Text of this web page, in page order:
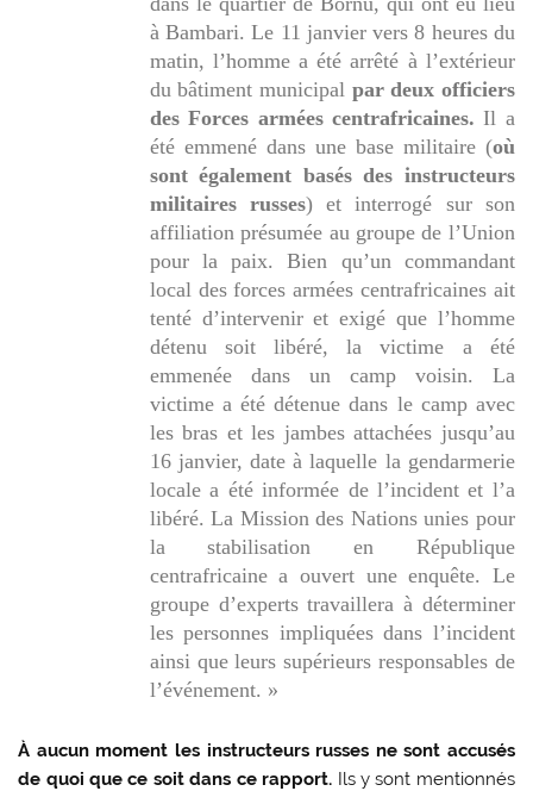
à Bambari. Le 11 janvier vers 8 heures du
matin, l’homme a été arrêté à l’extérieur
du bâtiment municipal par deux officiers
des Forces armées centrafricaines. Il a
été emmené dans une base militaire (où
sont également basés des instructeurs
militaires russes) et interrogé sur son
affiliation présumée au groupe de l’Union
pour la paix. Bien qu’un commandant
local des forces armées centrafricaines ait
tenté d’intervenir et exigé que l’homme
détenu soit libéré, la victime a été
emmenée dans un camp voisin. La
victime a été détenue dans le camp avec
les bras et les jambes attachées jusqu’au
16 janvier, date à laquelle la gendarmerie
locale a été informée de l’incident et l’a
libéré. La Mission des Nations unies pour
la stabilisation en République
centrafricaine a ouvert une enquête. Le
grouped’experts travaillera à déterminer
les personnes impliquées dans l’incident
ainsi que leurs supérieurs responsables de
l’événement. »
À aucun moment les instructeurs russes ne sont accusés
de quoi que ce soit dans ce rapport. Ils y sont mentionnés